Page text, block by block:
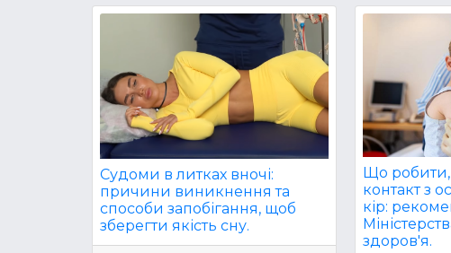
Судоми в литках вночі:
причини виникнення та
способи запобігання, щоб
зберегти якість сну.
Що
контакт з
кір:
здоров'я.